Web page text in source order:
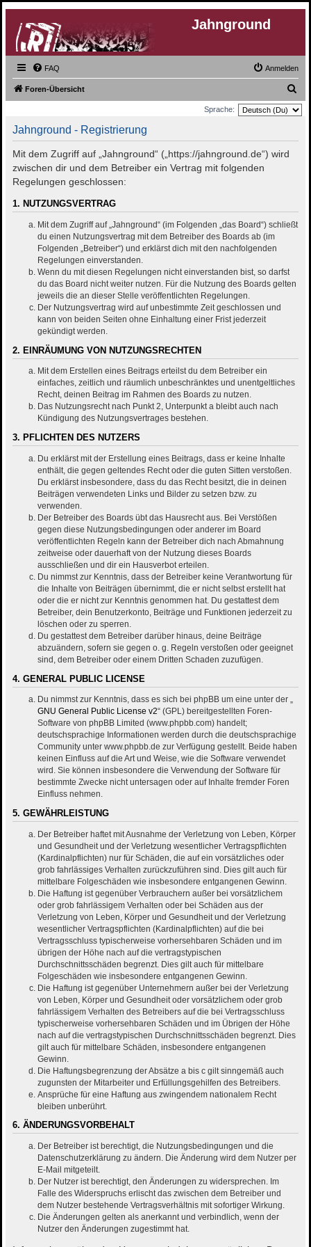
Jahnground
FAQ Anmelden
Foren-Übersicht
u
Sprache:
Jahnground - Registrierung
Mit dem Zugriff auf „Jahnground“ („https://jahnground.de“) wird
zwischen dir und dem Betreiber ein Vertrag mit folgenden
Regelungen geschlossen:
1. NUTZUNGSVERTRAG
Mit dem Zugriff auf „Jahnground“ (im Folgenden „das Board“) schließt
du einen Nutzungsvertrag mit dem Betreiber des Boards ab (im
Folgenden „Betreiber“) und erklärst dich mit den nachfolgenden
Regelungen einverstanden.
Wenn du mit diesen Regelungen nicht einverstanden bist, so darfst
du das Board nicht weiter nutzen. Für die Nutzung des Boards gelten
jeweils die an dieser Stelle veröffentlichten Regelungen.
Der Nutzungsvertrag wird auf unbestimmte Zeit geschlossen und
kann von beiden Seiten ohne Einhaltung einer Frist jederzeit
gekündigt werden.
2. EINRÄUMUNG VON NUTZUNGSRECHTEN
Mit dem Erstellen eines Beitrags erteilst du dem Betreiber ein
einfaches, zeitlich und räumlich unbeschränktes und unentgeltliches
Recht, deinen Beitrag im Rahmen des Boards zu nutzen.
Das Nutzungsrecht nach Punkt 2, Unterpunkt a bleibt auch nach
Kündigung des Nutzungsvertrages bestehen.
3. PFLICHTEN DES NUTZERS
Du erklärst mit der Erstellung eines Beitrags, dass er keine Inhalte
enthält, die gegen geltendes Recht oder die guten Sitten verstoßen.
Du erklärst insbesondere, dass du das Recht besitzt, die in deinen
Beiträgen verwendeten Links und Bilder zu setzen bzw. zu
verwenden.
Der Betreiber des Boards übt das Hausrecht aus. Bei Verstößen
gegen diese Nutzungsbedingungen oder anderer im Board
veröffentlichten Regeln kann der Betreiber dich nach Abmahnung
zeitweise oder dauerhaft von der Nutzung dieses Boards
ausschließen und dir ein Hausverbot erteilen.
Du nimmst zur Kenntnis, dass der Betreiber keine Verantwortung für
die Inhalte von Beiträgen übernimmt, die er nicht selbst erstellt hat
oder die er nicht zur Kenntnis genommen hat. Du gestattest dem
Betreiber, dein Benutzerkonto, Beiträge und Funktionen jederzeit zu
löschen oder zu sperren.
Du gestattest dem Betreiber darüber hinaus, deine Beiträge
abzuändern, sofern sie gegen o. g. Regeln verstoßen oder geeignet
sind, dem Betreiber oder einem Dritten Schaden zuzufügen.
4. GENERAL PUBLIC LICENSE
Du nimmst zur Kenntnis, dass es sich bei phpBB um eine unter der „
GNU General Public License v2“ (GPL) bereitgestellten Foren-
Software von phpBB Limited (www.phpbb.com) handelt;
deutschsprachige Informationen werden durch die deutschsprachige
Community unter www.phpbb.de zur Verfügung gestellt. Beide haben
keinen Einfluss auf die Art und Weise, wie die Software verwendet
wird. Sie können insbesondere die Verwendung der Software für
bestimmte Zwecke nicht untersagen oder auf Inhalte fremder Foren
Einfluss nehmen.
5. GEWÄHRLEISTUNG
Der Betreiber haftet mit Ausnahme der Verletzung von Leben, Körper
und Gesundheit und der Verletzung wesentlicher Vertragspflichten
(Kardinalpflichten) nur für Schäden, die auf ein vorsätzliches oder
grob fahrlässiges Verhalten zurückzuführen sind. Dies gilt auch für
mittelbare Folgeschäden wie insbesondere entgangenen Gewinn.
Die Haftung ist gegenüber Verbrauchern außer bei vorsätzlichem
oder grob fahrlässigem Verhalten oder bei Schäden aus der
Verletzung von Leben, Körper und Gesundheit und der Verletzung
wesentlicher Vertragspflichten (Kardinalpflichten) auf die bei
Vertragsschluss typischerweise vorhersehbaren Schäden und im
übrigen der Höhe nach auf die vertragstypischen
Durchschnittsschäden begrenzt. Dies gilt auch für mittelbare
Folgeschäden wie insbesondere entgangenen Gewinn.
Die Haftung ist gegenüber Unternehmern außer bei der Verletzung
von Leben, Körper und Gesundheit oder vorsätzlichem oder grob
fahrlässigem Verhalten des Betreibers auf die bei Vertragsschluss
typischerweise vorhersehbaren Schäden und im Übrigen der Höhe
nach auf die vertragstypischen Durchschnittsschäden begrenzt. Dies
gilt auch für mittelbare Schäden, insbesondere entgangenen
Gewinn.
Die Haftungsbegrenzung der Absätze a bis c gilt sinngemäß auch
zugunsten der Mitarbeiter und Erfüllungsgehilfen des Betreibers.
Ansprüche für eine Haftung aus zwingendem nationalem Recht
bleiben unberührt.
6. ÄNDERUNGSVORBEHALT
Der Betreiber ist berechtigt, die Nutzungsbedingungen und die
Datenschutzerklärung zu ändern. Die Änderung wird dem Nutzer per
E-Mail mitgeteilt.
Der Nutzer ist berechtigt, den Änderungen zu widersprechen. Im
Falle des Widerspruchs erlischt das zwischen dem Betreiber und
dem Nutzer bestehende Vertragsverhältnis mit sofortiger Wirkung.
Die Änderungen gelten als anerkannt und verbindlich, wenn der
Nutzer den Änderungen zugestimmt hat.